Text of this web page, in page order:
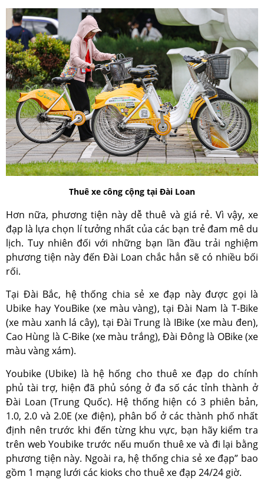
Thuê xe công cộng tại Đài Loan
Hơn nữa, phương tiện này dễ thuê và giá rẻ. Vì vậy, xe
đạp là lựa chọn lí tưởng nhất của các bạn trẻ đam mê du
lịch. Tuy nhiên đối với những bạn lần đầu trải nghiệm
phương tiện này đến Đài Loan chắc hẳn sẽ có nhiều bối
rối.
Tại Đài Bắc, hệ thống chia sẻ xe đạp này được gọi là
Ubike hay YouBike (xe màu vàng), tại Đài Nam là T-Bike
(xe màu xanh lá cây), tại Đài Trung là IBike (xe màu đen),
Cao Hùng là C-Bike (xe màu trắng), Đài Đông là OBike (xe
màu vàng xám).
Youbike (Ubike) là hệ hống cho thuê xe đạp do chính
phủ tài trợ, hiện đã phủ sóng ở đa số các tỉnh thành ở
Đài Loan (Trung Quốc). Hệ thống hiện có 3 phiên bản,
1.0, 2.0 và 2.0E (xe điện), phân bổ ở các thành phố nhất
định nên trước khi đến từng khu vực, bạn hãy kiểm tra
trên web Youbike trước nếu muốn thuê xe và đi lại bằng
phương tiện này. Ngoài ra, hệ thống chia sẻ xe đạp” bao
gồm 1 mạng lưới các kioks cho thuê xe đạp 24/24 giờ.